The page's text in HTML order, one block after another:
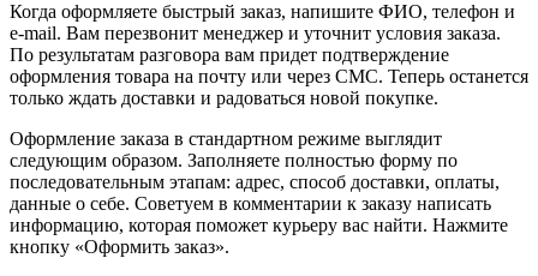
Когда оформляете быстрый заказ, напишите ФИО, телефон и
e-mail. Вам перезвонит менеджер и уточнит условия заказа.
По результатам разговора вам придет подтверждение
оформления товара на почту или через СМС. Теперь останется
только ждать доставки и радоваться новой покупке.
Оформление заказа в стандартном режиме выглядит
следующим образом. Заполняете полностью форму по
последовательным этапам: адрес, способ доставки, оплаты,
данные о себе. Советуем в комментарии к заказу написать
информацию, которая поможет курьеру вас найти. Нажмите
кнопку «Оформить заказ».